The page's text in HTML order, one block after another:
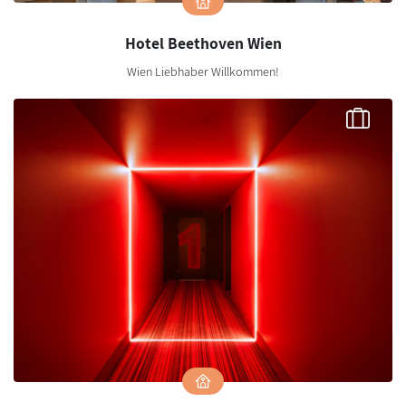
Hotel Beethoven Wien
Wien Liebhaber Willkommen!